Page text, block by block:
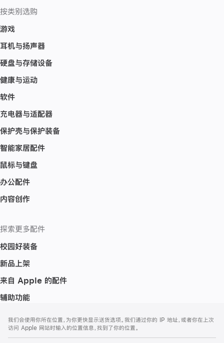
按类别选购
游戏
耳机与扬声器
硬盘与存储设备
健康与运动
软件
充电器与适配器
保护壳与保护装备
智能家居配件
鼠标与键盘
办公配件
内容创作
探索更多配件
校园好装备
新品上架
来自 Apple 的配件
辅助功能
页
页
注
我们会使用你所在位置，为你更快显示送货选项。我们通过你的 IP 地址，或者你在上次
访问 Apple 网站时输入的位置信息，找到了你的位置。